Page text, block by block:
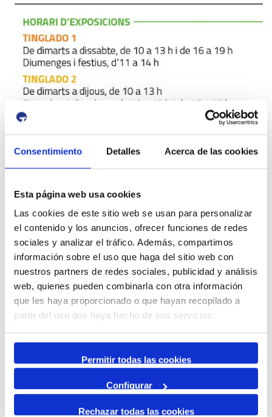
Consentimiento Detalles Acerca de las cookies
Esta página web usa cookies
Las cookies de este sitio web se usan para personalizar
el contenido y los anuncios, ofrecer funciones de redes
sociales y analizar el tráfico. Además, compartimos
información sobre el uso que haga del sitio web con
nuestros partners de redes sociales, publicidad y análisis
web, quienes pueden combinarla con otra información
que les haya proporcionado o que hayan recopilado a
partir del uso que haya hecho de sus servicios.
Permitir todas las cookies
Configurar
Rechazar todas las cookies